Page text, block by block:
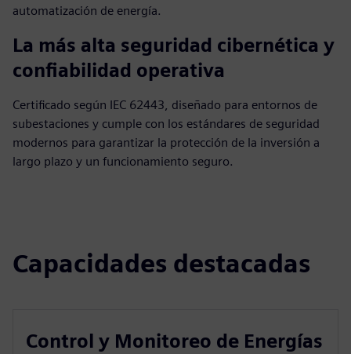
automatización de energía.
La más alta seguridad cibernética y
confiabilidad operativa
Certificado según IEC 62443, diseñado para entornos de
subestaciones y cumple con los estándares de seguridad
modernos para garantizar la protección de la inversión a
largo plazo y un funcionamiento seguro.
Capacidades destacadas
Control y Monitoreo de Energías